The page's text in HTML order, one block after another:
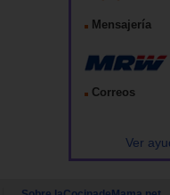
Mensajería
Correos
Ver